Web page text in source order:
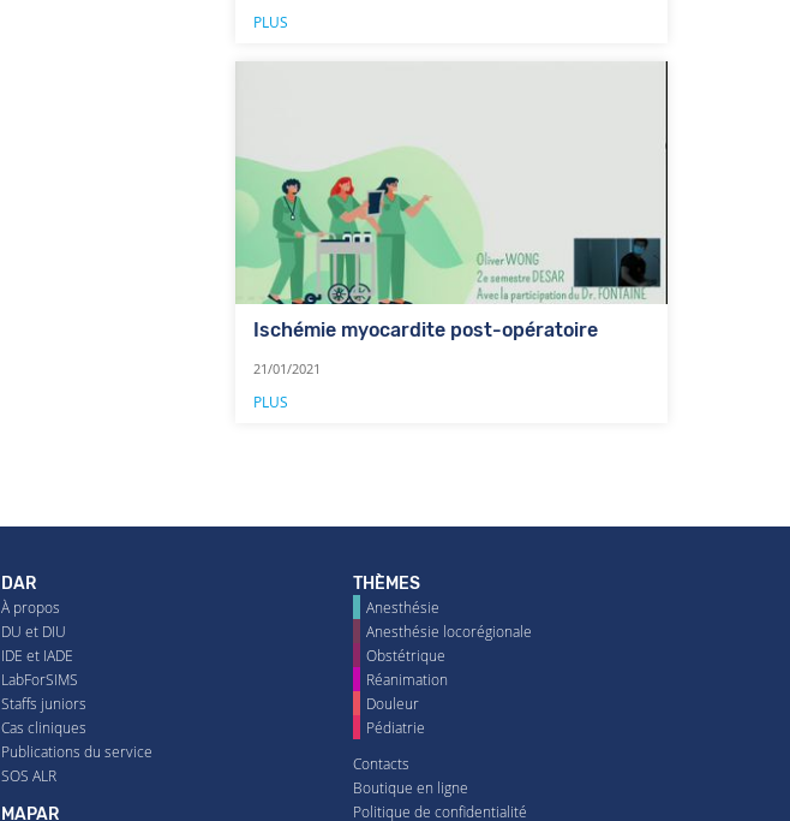
PLUS
Ischémie myocardite post-opératoire
21/01/2021
PLUS
DAR
À propos
DU et DIU
IDE et IADE
LabForSIMS
Staffs juniors
Cas cliniques
Publications du service
SOS ALR
MAPAR
THÈMES
Anesthésie
Anesthésie locorégionale
Obstétrique
Réanimation
Douleur
Pédiatrie
Contacts
Boutique en ligne
Politique de confidentialité